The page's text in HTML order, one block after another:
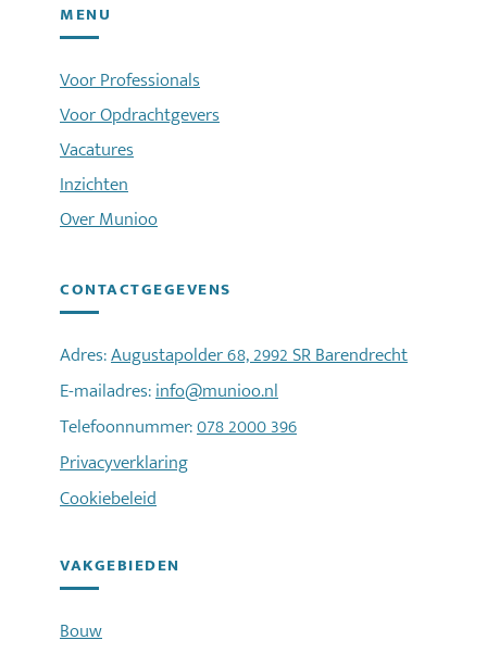
MENU
Voor Professionals
Voor Opdrachtgevers
Vacatures
Inzichten
Over Munioo
CONTACTGEGEVENS
Adres:Augustapolder 68, 2992 SR Barendrecht
E-mailadres:info@munioo.nl
Telefoonnummer:078 2000 396
Privacyverklaring
Cookiebeleid
VAKGEBIEDEN
Bouw